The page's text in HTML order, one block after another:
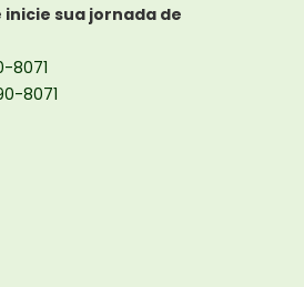
inicie sua jornada de
8071
8071